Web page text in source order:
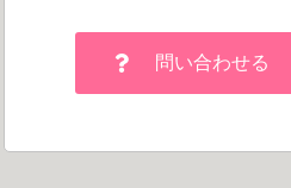
問い合わせる